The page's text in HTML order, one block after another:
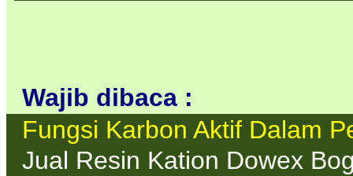
Wajib dibaca :
Fungsi Karbon Aktif Dalam
Jual Resin Kation Dowex